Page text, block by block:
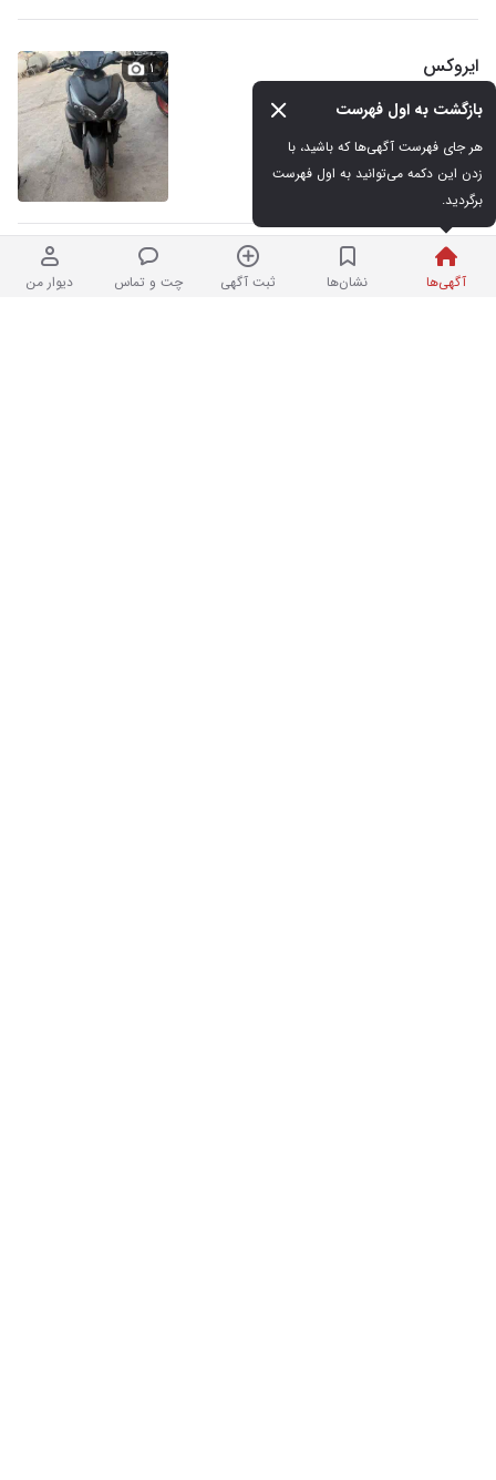
آگهی‌ها
بازگشت به اول فهرست
برگردید.
نشان‌ها ثبت آگهی چت و تماس دیوار من
ایروکس
۴۰۰,۰۰۰,۰۰۰ تومان
۴ هفته پیش
۱
کویره 248مدل 1401